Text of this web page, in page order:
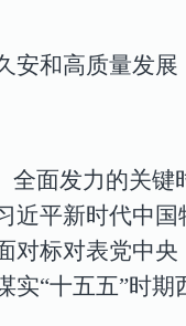
和高质量发
面发力的关
平新时代中
标对表党中
“十五五”时